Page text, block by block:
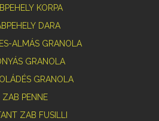
KORPA
DARA
ALMÁS GRANOLA
GRANOLA
GRANOLA
ZAB PENNE
ZAB FUSILLI